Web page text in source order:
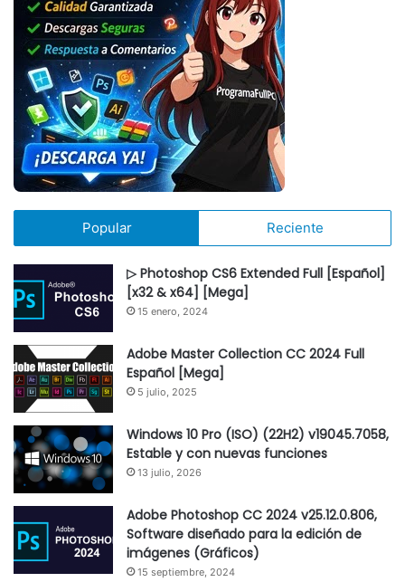
Popular Reciente
▷ Photoshop CS6 Extended Full [Español]
[x32 & x64] [Mega]
15 enero, 2024
Adobe Master Collection CC 2024 Full
Español [Mega]
5 julio, 2025
Windows 10 Pro (ISO) (22H2) v19045.7058,
Estable y con nuevas funciones
13 julio, 2026
Adobe Photoshop CC 2024 v25.12.0.806,
Software diseñado para la edición de
imágenes (Gráficos)
15 septiembre, 2024